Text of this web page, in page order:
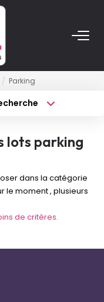
Parking
Plus de critères
lots parking
dans la catégorie
le moment , plusieurs
de critères.